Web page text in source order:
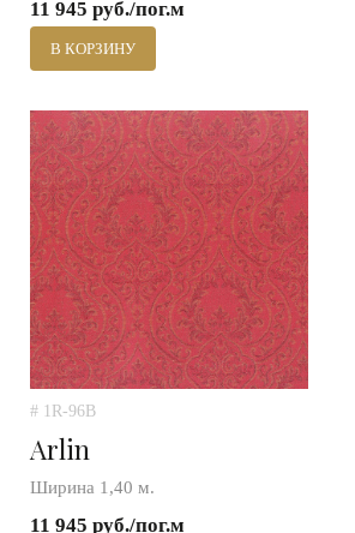
11 945 руб./пог.м
В КОРЗИНУ
# 1R-96B
Arlin
Ширина 1,40 м.
11 945 руб./пог.м